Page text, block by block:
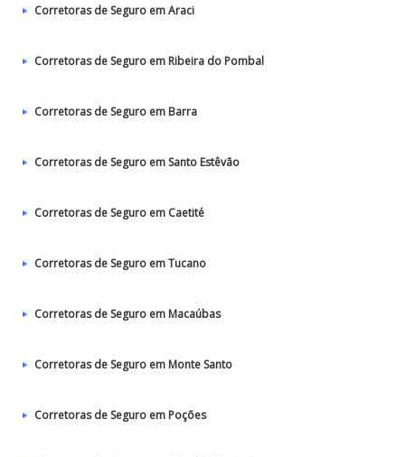
Corretoras de Seguro em Araci
Corretoras de Seguro em Ribeira do Pombal
Corretoras de Seguro em Barra
Corretoras de Seguro em Santo Estêvão
Corretoras de Seguro em Caetité
Corretoras de Seguro em Tucano
Corretoras de Seguro em Macaúbas
Corretoras de Seguro em Monte Santo
Corretoras de Seguro em Poções